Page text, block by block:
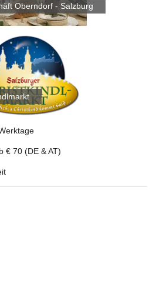
Oberndorf - Salzburg
€ 70 (DE & AT)